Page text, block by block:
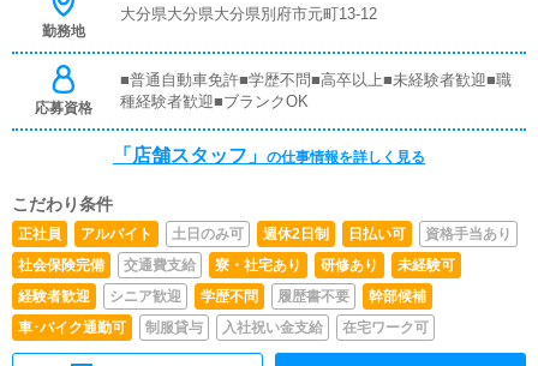
など、売上UPに繋がる施策の提案を行っていただきま
の方が稼げるようにインターネットを使ったPR（写メ日
記）などの使い方などのアドバイスを行っていただきま
す。■PC更新業務ヘブンネットなど、ポータルサイト等の
情報やイベント、求人ブログの作成となります。基本的に
はボタンを押すだけや、ブログの更新時に簡単に文字が入
お過ごしいただくため、店内の清掃や備品の管理・補充を
行っていただきます。
勤務地
大分県大分県大分県別府市元町13-12
応募資格
■普通自動車免許■学歴不問■高卒以上■未経験者歓迎■職
種経験者歓迎■ブランクOK
「店舗スタッフ」 の仕事情報を詳しく見る
こだわり条件
正社員 アルバイト 土日のみ可 週休2日制 日払い可
資格手当あり
社会保険完備
交通費支給 寮・社宅あり 研修あり
未経験可
経験者歓迎
シニア歓迎 学歴不問 履歴書不要
幹部候補
車･バイク通勤可
制服貸与 入社祝い金支給 在宅ワーク可